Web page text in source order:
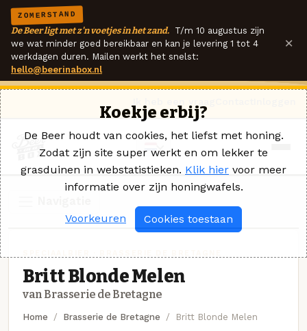
ZOMERSTAND
De Beer ligt met z'n voetjes in het zand. T/m 10 augustus zijn
we wat minder goed bereikbaar en kan je levering 1 tot 4
werkdagen duren. Mailen werkt het snelst:
hello@beerinabox.nl
×
Britt Blonde Melen
van Brasserie de Bretagne
Home Brasserie de Bretagne Britt Blonde Melen
Koekje erbij?
De Beer houdt van cookies, het liefst met honing.
Zodat zijn site super werkt en om lekker te
grasduinen in webstatistieken. Klik hier voor meer
informatie over zijn honingwafels.
Voorkeuren Cookies toestaan